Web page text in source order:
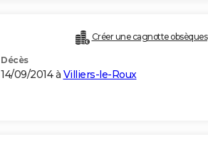
Créer une cagnotte obsèques
Décès
14/09/2014 à Villiers-le-Roux